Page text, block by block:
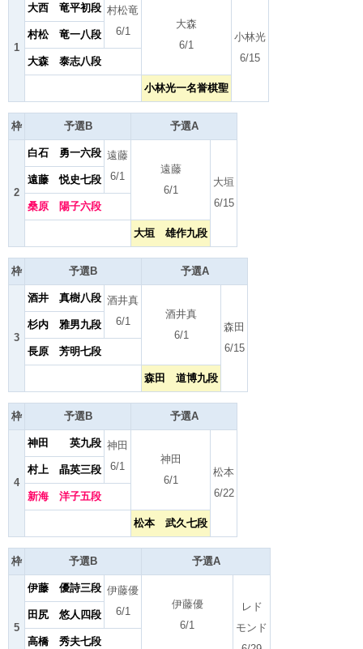
1
大西 竜平初段 村松竜
6/1
大森
6/1
小林光
6/15
村松 竜一八段
大森 泰志八段
小林光一名誉棋聖
枠 予選B 予選A
2
白石 勇一六段 遠藤
6/1
遠藤
6/1
大垣
6/15
遠藤 悦史七段
桑原 陽子六段
大垣 雄作九段
枠 予選B 予選A
3
酒井 真樹八段 酒井真
6/1
酒井真
6/1
森田
6/15
杉内 雅男九段
長原 芳明七段
森田 道博九段
枠 予選B 予選A
4
神田 英九段 神田
6/1
神田
6/1
松本
6/22
村上 晶英三段
新海 洋子五段
松本 武久七段
枠 予選B 予選A
5
伊藤 優詩三段 伊藤優
6/1
伊藤優
6/1
レド
モンド
田尻 悠人四段
高橋 秀夫七段